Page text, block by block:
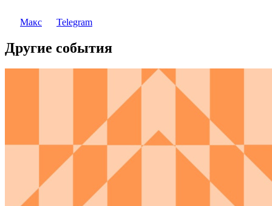
Макс Telegram
Другие события